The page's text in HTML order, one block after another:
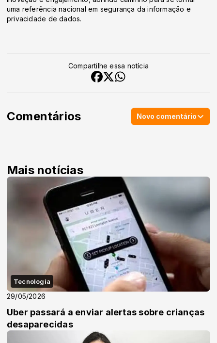
uma referência nacional em segurança da informação e
privacidade de dados.
Compartilhe essa notícia
Comentários Novo comentário
Mais notícias
Tecnologia
29/05/2026
Uber passará a enviar alertas sobre crianças
desaparecidas